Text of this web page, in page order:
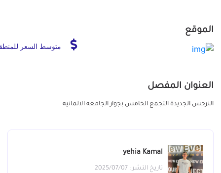
الموقع
متوسط السعر
العنوان المفصل
النرجس الجديدة التجمع الخامس بجوار الجامعه الالمانيه
yehia Kamal
تاريخ النشر : 2025/07/07